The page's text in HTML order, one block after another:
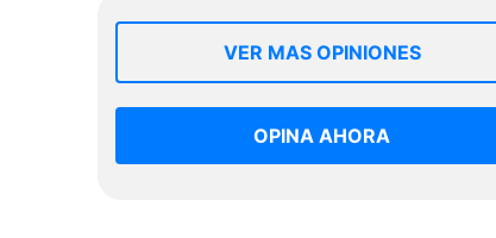
VER MAS OPINIONES
OPINA AHORA